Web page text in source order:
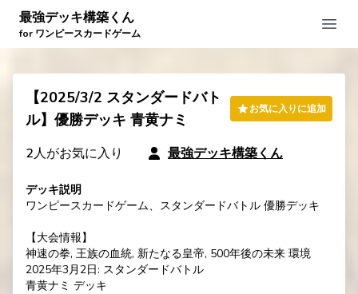
最強デッキ構築くん
for ワンピースカードゲーム
【2025/3/2 スタンダードバト
ル】優勝デッキ 青黄ナミ
お気に入りに追加
2人がお気に入り 最強デッキ構築くん
デッキ説明
ワンピースカードゲーム、スタンダードバトル 優勝デッキ
【大会情報】
神速の拳, 王族の血統, 新たなる皇帝, 500年後の未来 環境
2025年3月2日: スタンダードバトル
青黄ナミ デッキ